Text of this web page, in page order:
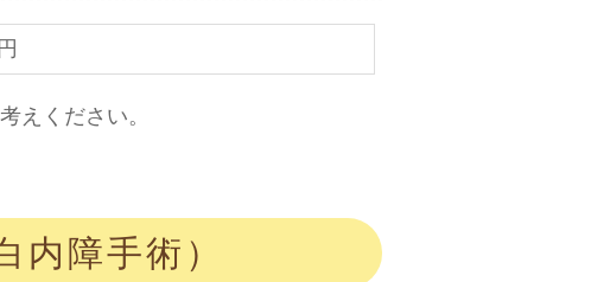
えください。
内障手術）